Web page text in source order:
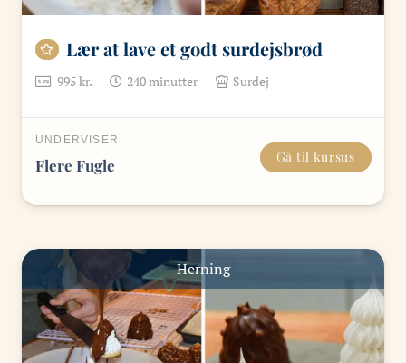
Lær at lave et godt surdejsbrød
995kr. 240minutter Surdej
UNDERVISER
Flere Fugle Gå til kursus
Herning